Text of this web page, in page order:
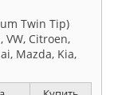
Twin Tip)
VW, Citroen,
Mazda, Kia,
Ford, Rover,